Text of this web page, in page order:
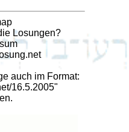
Losungen?
auch im Format:
16.5.2005"